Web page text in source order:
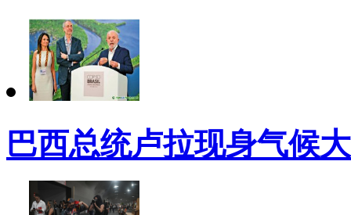
巴西总统卢拉现身气候